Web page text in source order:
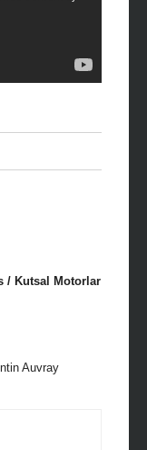
/ Kutsal Motorlar
Auvray